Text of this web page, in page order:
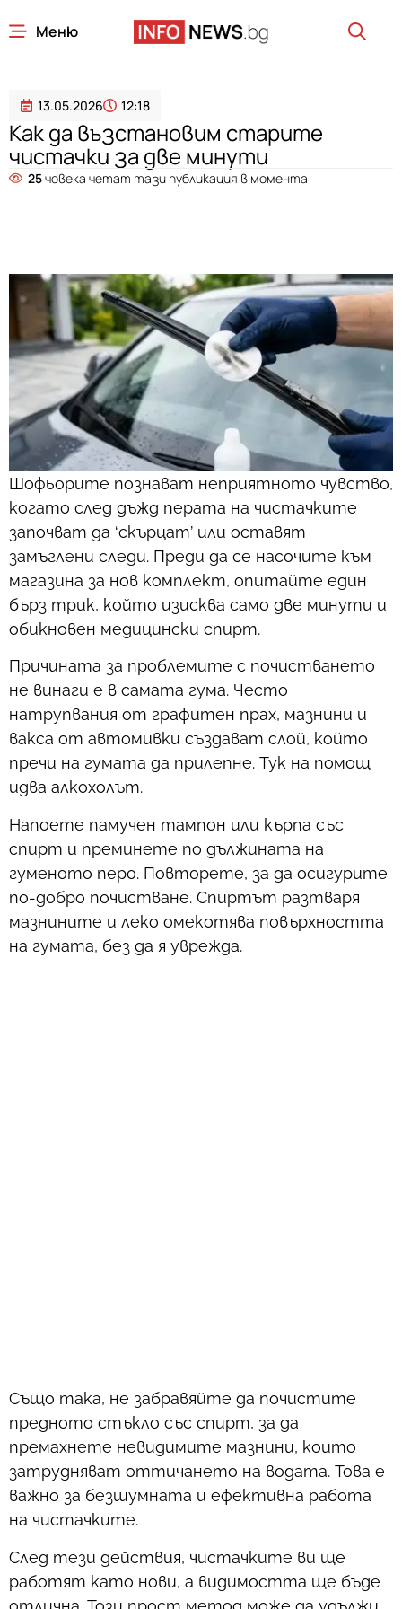
Меню
13.05.2026 12:18
Как да възстановим старите
чистачки за две минути
25човека четат тази публикация в момента
Шофьорите познават неприятното чувство,
когато след дъжд перата на чистачките
започват да ‘скърцат’ или оставят
замъглени следи. Преди да се насочите към
магазина за нов комплект, опитайте един
бърз трик, който изисква само две минути и
обикновен медицински спирт.
Причината за проблемите с почистването
не винаги е в самата гума. Често
натрупвания от графитен прах, мазнини и
вакса от автомивки създават слой, който
пречи на гумата да прилепне. Тук на помощ
идва алкохолът.
Напоете памучен тампон или кърпа със
спирт и преминете по дължината на
гуменото перо. Повторете, за да осигурите
по-добро почистване. Спиртът разтваря
мазнините и леко омекотява повърхността
на гумата, без да я уврежда.
Също така, не забравяйте да почистите
предното стъкло със спирт, за да
премахнете невидимите мазнини, които
затрудняват оттичането на водата. Това е
важно за безшумната и ефективна работа
на чистачките.
След тези действия, чистачките ви ще
работят като нови, а видимостта ще бъде